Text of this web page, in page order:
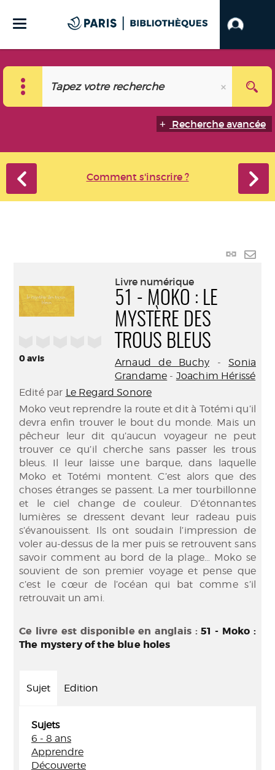
Recherche avancée
Comment s'inscrire ?
Lien
0avis
Livre numérique
51 - MOKO : LE
MYSTÈRE DES
TROUS BLEUS
Arnaud de Buchy -Sonia
Grandame - Joachim Hérissé
Edité par Le Regard Sonore
Moko veut reprendre la route et dit à Totémi qu’il
devra enfin trouver le bout du monde. Mais un
pêcheur leur dit qu’aucun voyageur ne peut
trouver ce qu’il cherche sans passer les trous
bleus. Il leur laisse une barque, dans laquelle
Moko et Totémi montent. C’est alors que des
choses étranges se passent. La mer tourbillonne
et le ciel change de couleur. D’étonnantes
lumières se dressent devant leur radeau puis
s’évanouissent. Ils ont soudain l’impression de
voler au-dessus de la mer puis se retrouvent sans
savoir comment au bord de la plage… Moko se
souvient de son premier voyage et pense que
c’est le cœur de l’océan qui bat comme s’il
retrouvait un ami.
Ce livre est disponible en anglais :51 - Moko :
The mystery of the blue holes
Sujet Edition
Sujets
6 - 8 ans
Apprendre
Découverte